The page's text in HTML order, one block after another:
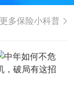
更多保险小科普